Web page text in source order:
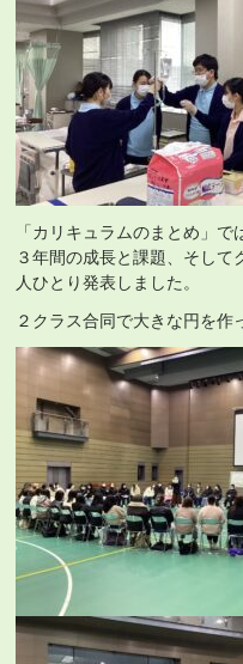
「カリキュラムのまとめ」で
３年間の成長と課題、そし
人ひとり発表しました。
２クラス合同で大きな円を作